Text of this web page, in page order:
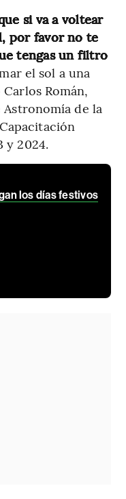
si va a voltear
por favor no te
tengas un filtro
el sol a una
Román,
de la
y 2024.
los días festivos